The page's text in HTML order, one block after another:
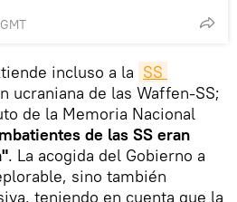
incluso a la SS
ucraniana de las Waffen-SS;
de la Memoria Nacional
de las SS eran
. La acogida del Gobierno a
sino también
teniendo en cuenta que la